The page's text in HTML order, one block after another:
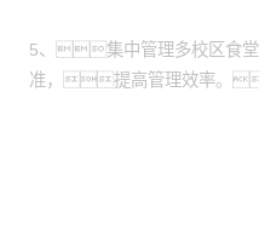
5、集中管理多校区食
准，提高管理效率。